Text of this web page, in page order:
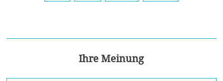
Ihre Meinung